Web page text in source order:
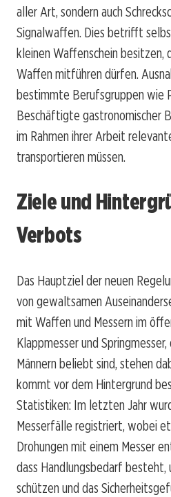
aller Art, sondern auch
Signalwaffen. Dies betrifft
kleinen Waffenschein besitzen,
Waffen mitführen dürfen.
bestimmte Berufsgruppen wie
Beschäftigte gastronomischer
im Rahmen ihrer Arbeit
transportieren müssen.
Ziele und
Verbots
Das Hauptziel der neuen
von gewaltsamen
mit Waffen und Messern im
Klappmesser und
Männern beliebt sind, stehen
kommt vor dem Hintergrund
Statistiken: Im letzten Jahr
Messerfälle registriert, wobei
Drohungen mit einem Messer
dass Handlungsbedarf besteht,
schützen und das